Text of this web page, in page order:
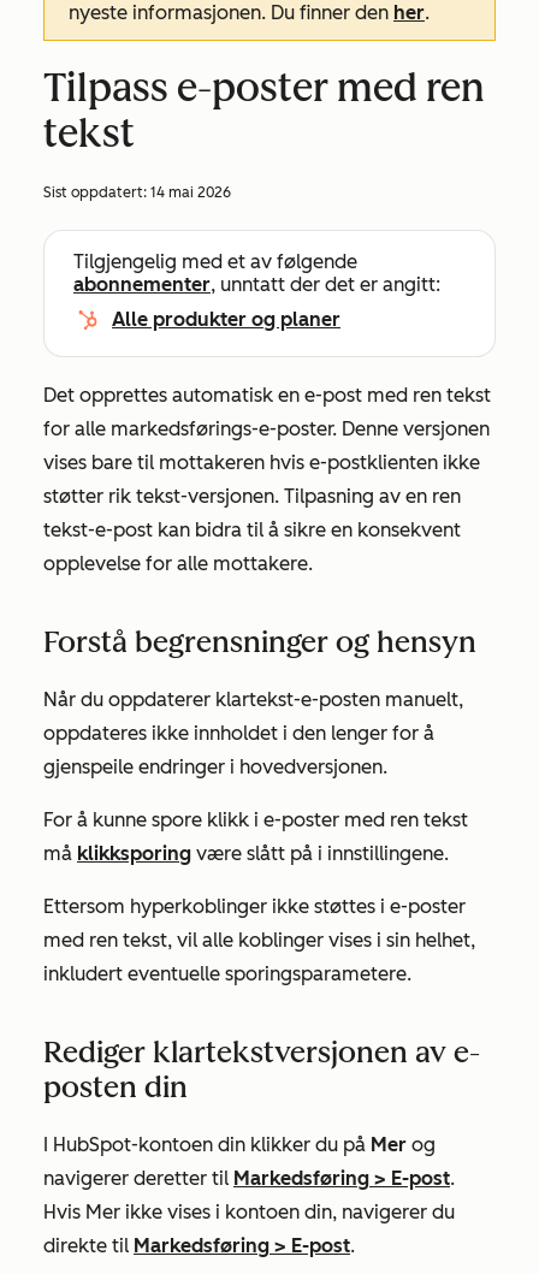
nyeste informasjonen. Du finner den her.
Tilpass e-poster med ren
tekst
Sist oppdatert: 14 mai 2026
Tilgjengelig med et av følgende
abonnementer, unntatt der det er angitt:
Alle produkter og planer
Det opprettes automatisk en e-post med ren tekst
for alle markedsførings-e-poster. Denne versjonen
vises bare til mottakeren hvis e-postklienten ikke
støtter rik tekst-versjonen. Tilpasning av en ren
tekst-e-post kan bidra til å sikre en konsekvent
opplevelse for alle mottakere.
Forstå begrensninger og hensyn
Når du oppdaterer klartekst-e-posten manuelt,
oppdateres ikke innholdet i den lenger for å
gjenspeile endringer i hovedversjonen.
For å kunne spore klikk i e-poster med ren tekst
må klikksporing være slått på i innstillingene.
Ettersom hyperkoblinger ikke støttes i e-poster
med ren tekst, vil alle koblinger vises i sin helhet,
inkludert eventuelle sporingsparametere.
Rediger klartekstversjonen av e-
posten din
I HubSpot-kontoen din klikker du på Mer og
navigerer deretter til Markedsføring > E-post.
Hvis Mer ikke vises i kontoen din, navigerer du
direkte til Markedsføring > E-post.